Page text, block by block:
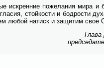
ис­крен­ние по­же­ла­ния ми­ра и
стой­ко­сти и бод­ро­сти
лю­бой на­тиск и за­щи­тим свое